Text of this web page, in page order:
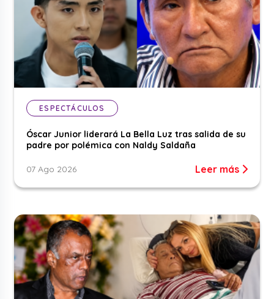
ESPECTÁCULOS
Óscar Junior liderará La Bella Luz tras salida de su
padre por polémica con Naldy Saldaña
07 Ago 2026 Leer más